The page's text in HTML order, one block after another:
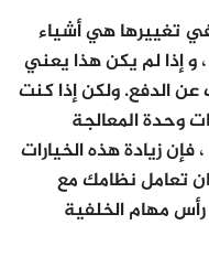
تغييرها هي أشياء
و إذا لم يكن هذا يعني
الدفع. ولكن إذا كنت
وحدة المعالجة
فإن زيادة هذه الخيارات
تعامل نظامك مع
مهام الخلفية